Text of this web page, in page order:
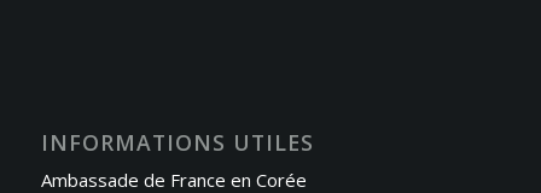
INFORMATIONS UTILES
Ambassade de France en Corée